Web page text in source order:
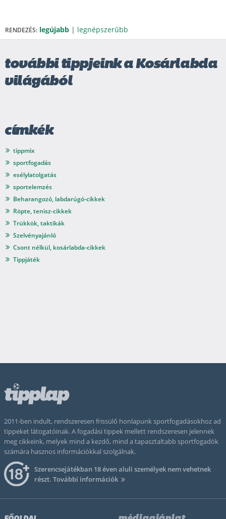
RENDEZÉS: legújabb | legnépszerűbb
további tippjeink a Kosárlabda
világából
címkék
tippmix
sportfogadás
esélylatolgatás
sportelemzés
Beharangozó, labdarúgó-cikkek
Röpte, tenisz-cikkek
Trükkök, taktikák
Szelvényajánló
Csont nélkül, kosárlabda-cikkek
Tippjáték
2011-ben indult, rendszeresen frissülő honlapunk sportfogadásokhoz ad
tippeket látogatóinak. A fogadási tippek mellett rendszeresen jelennek
meg cikkeink, melyek mind a kezdő, mind a tapasztaltabb sportfogadók
számára hasznos információkkal szolgálnak.
Szerencsejátékban 18 éven aluli személyek nem vehetnek
részt. További információk